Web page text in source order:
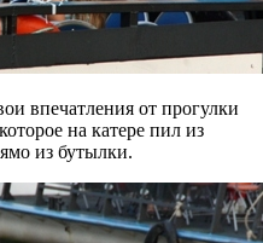
впечатления от прогулки
на катере пил из
из бутылки.